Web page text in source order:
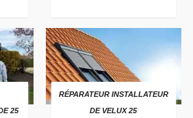
25
RÉPARATEUR INSTALLATEUR
DE VELUX 25